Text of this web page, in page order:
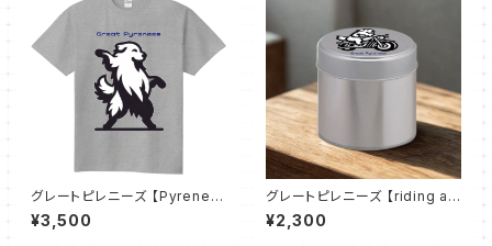
グレートピレニーズ 【Pyrenea
n Groove】ベーシックTシャツ
（全52色）
¥3,500
グレートピレニーズ 【riding a
motorcycle】コルン缶
¥2,300